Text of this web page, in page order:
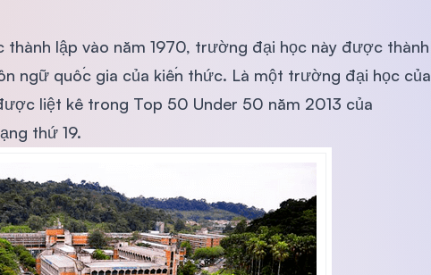
thành lập vào năm 1970, trường đại học này được thành
ngữ quốc gia của kiến ​​thức. Là một trường đại học của
liệt kê trong Top 50 Under 50 năm 2013 của
thứ 19.